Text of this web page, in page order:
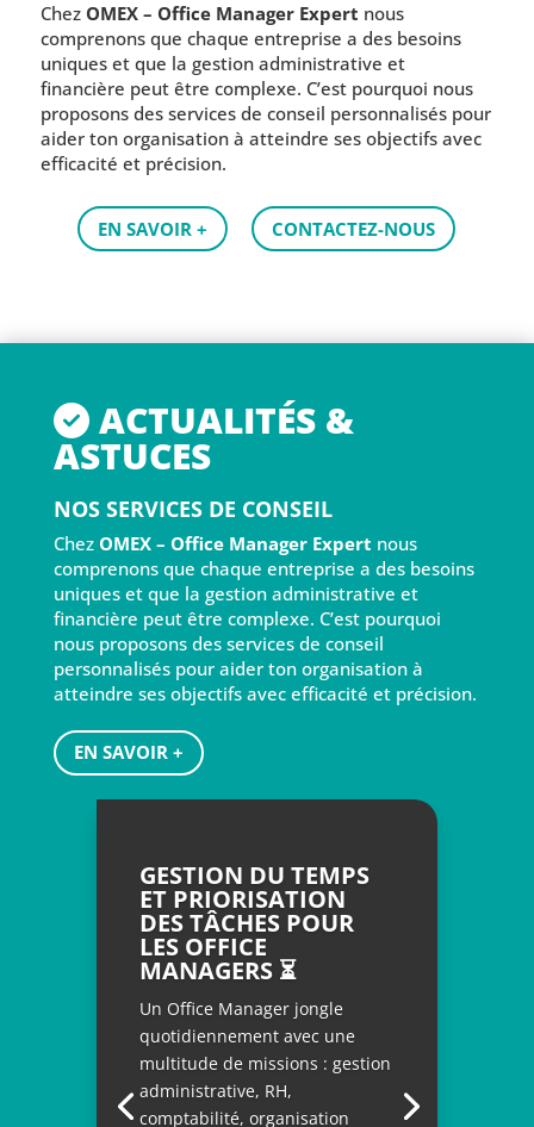
Chez OMEX – Office Manager Expert nous
comprenons que chaque entreprise a des besoins
uniques et que la gestion administrative et
financière peut être complexe. C’est pourquoi nous
proposons des services de conseil personnalisés pour
aider ton organisation à atteindre ses objectifs avec
efficacité et précision.
EN SAVOIR + CONTACTEZ-NOUS
ACTUALITÉS &
ASTUCES
NOS SERVICES DE CONSEIL
Chez OMEX – Office Manager Expert nous
comprenons que chaque entreprise a des besoins
uniques et que la gestion administrative et
financière peut être complexe. C’est pourquoi
nous proposons des services de conseil
personnalisés pour aider ton organisation à
atteindre ses objectifs avec efficacité et précision.
EN SAVOIR +
GESTION DU TEMPS
ET PRIORISATION
DES TÂCHES POUR
LES OFFICE
MANAGERS ⏳
Un Office Manager jongle
quotidiennement avec une
multitude de missions : gestion
administrative, RH,
comptabilité, organisation